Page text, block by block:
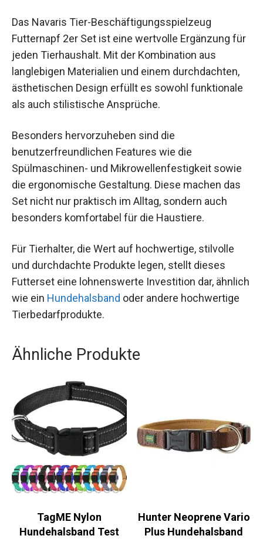
Das Navaris Tier-Beschäftigungsspielzeug
Futternapf 2er Set ist eine wertvolle Ergänzung für
jeden Tierhaushalt. Mit der Kombination aus
langlebigen Materialien und einem durchdachten,
ästhetischen Design erfüllt es sowohl funktionale
als auch stilistische Ansprüche.
Besonders hervorzuheben sind die
benutzerfreundlichen Features wie die
Spülmaschinen- und Mikrowellenfestigkeit sowie
die ergonomische Gestaltung. Diese machen das
Set nicht nur praktisch im Alltag, sondern auch
besonders komfortabel für die Haustiere.
Für Tierhalter, die Wert auf hochwertige, stilvolle
und durchdachte Produkte legen, stellt dieses
Futterset eine lohnenswerte Investition dar, ähnlich
wie ein Hundehalsband oder andere hochwertige
Tierbedarfprodukte.
Ähnliche Produkte
TagME Nylon
Hundehalsband Test
Hunter Neoprene Vario
Plus Hundehalsband